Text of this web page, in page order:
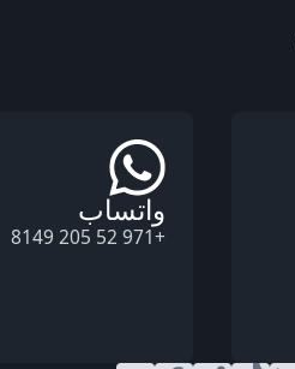
واتساب
+971 52 205 8149